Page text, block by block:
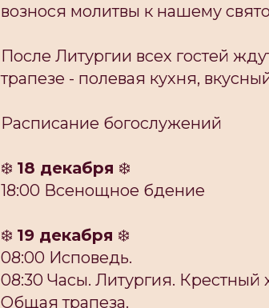
вознося молитвы к нашему
После Литургии всех гостей
трапезе - полевая кухня,
Расписание богослужений
❄️ 18 декабря ❄️
18:00 Всенощное бдение
❄️ 19 декабря ❄️
08:00 Исповедь.
08:30 Часы. Литургия. Крестный
Общая трапеза.